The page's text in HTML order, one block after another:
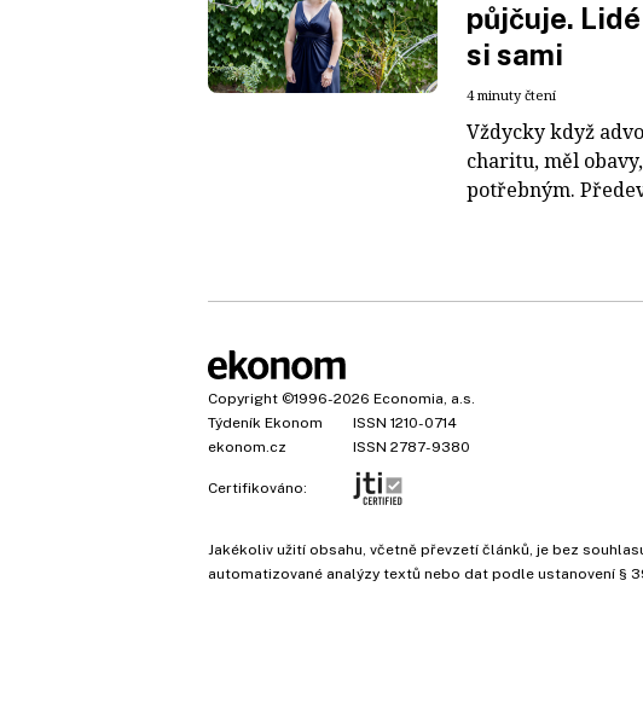
půjčuje.
si sami
4 minuty čtení
Vždycky když
charitu, měl
potřebným.
Copyright ©1996-2026 Economia, a.s.
Týdeník Ekonom
ISSN 1210-0714
ekonom.cz
ISSN 2787-9380
Certifikováno:
Jakékoliv užití obsahu, včetně převzetí článků, je bez
automatizované analýzy textů nebo dat podle ustanovení §